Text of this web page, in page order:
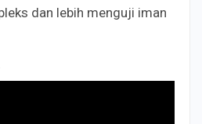
dan lebih menguji iman